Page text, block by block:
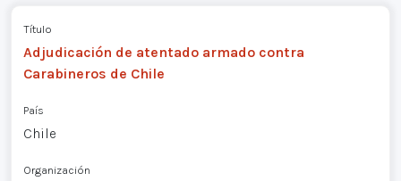
Título
Adjudicación de atentado armado contra
Carabineros de Chile
País
Chile
Organización